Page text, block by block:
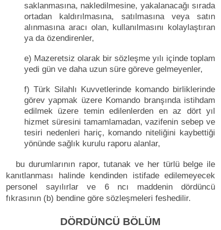
saklanmasına, nakledilmesine, yakalanacağı sırada
ortadan kaldırılmasına, satılmasına veya satın
alınmasına aracı olan, kullanılmasını kolaylaştıran
ya da özendirenler,
e) Mazeretsiz olarak bir sözleşme yılı içinde toplam
yedi gün ve daha uzun süre göreve gelmeyenler,
f) Türk Silahlı Kuvvetlerinde komando birliklerinde
görev yapmak üzere Komando branşında istihdam
edilmek üzere temin edilenlerden en az dört yıl
hizmet süresini tamamlamadan, vazifenin sebep ve
tesiri nedenleri hariç, komando niteliğini kaybettiği
yönünde sağlık kurulu raporu alanlar,
bu durumlarının rapor, tutanak ve her türlü belge ile
kanıtlanması halinde kendinden istifade edilemeyecek
personel sayılırlar ve 6 ncı maddenin dördüncü
fıkrasının (b) bendine göre sözleşmeleri feshedilir.
DÖRDÜNCÜ BÖLÜM